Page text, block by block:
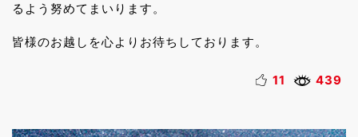
るよう努めてまいります。
皆様のお越しを心よりお待ちしております。
11 439